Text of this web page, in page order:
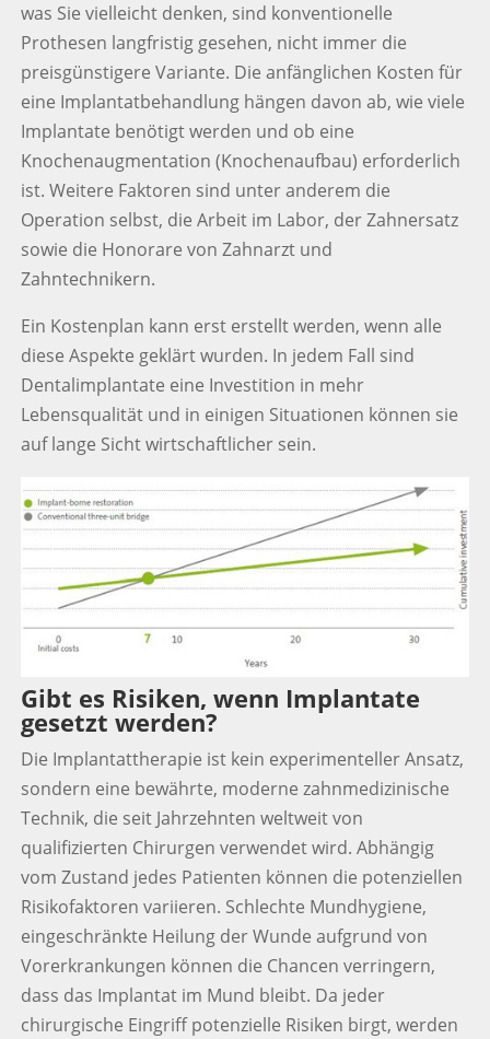
was Sie vielleicht denken, sind konventionelle
Prothesen langfristig gesehen, nicht immer die
preisgünstigere Variante. Die anfänglichen Kosten für
eine Implantatbehandlung hängen davon ab, wie viele
Implantate benötigt werden und ob eine
Knochenaugmentation (Knochenaufbau) erforderlich
ist. Weitere Faktoren sind unter anderem die
Operation selbst, die Arbeit im Labor, der Zahnersatz
sowie die Honorare von Zahnarzt und
Zahntechnikern.
Ein Kostenplan kann erst erstellt werden, wenn alle
diese Aspekte geklärt wurden. In jedem Fall sind
Dentalimplantate eine Investition in mehr
Lebensqualität und in einigen Situationen können sie
auf lange Sicht wirtschaftlicher sein.
Gibt es Risiken, wenn Implantate
gesetzt werden?
Die Implantattherapie ist kein experimenteller Ansatz,
sondern eine bewährte, moderne zahnmedizinische
Technik, die seit Jahrzehnten weltweit von
qualifizierten Chirurgen verwendet wird. Abhängig
vom Zustand jedes Patienten können die potenziellen
Risikofaktoren variieren. Schlechte Mundhygiene,
eingeschränkte Heilung der Wunde aufgrund von
Vorerkrankungen können die Chancen verringern,
dass das Implantat im Mund bleibt. Da jeder
chirurgische Eingriff potenzielle Risiken birgt, werden